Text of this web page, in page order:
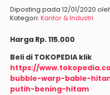
Diposting pada 12/01/2020
Kategori: Kantor & Industri
Harga Rp. 115.000
Beli di TOKOPEDIA klik
https://
bubble-warp-bable-
putih-bening-hitam